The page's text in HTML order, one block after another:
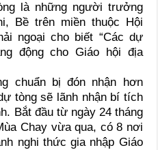
là những người trưởng
Bề trên miền thuộc Hội
ngoại cho biết “Các dự
động cho Giáo hội địa
chuẩn bị đón nhận hơn
tòng sẽ lãnh nhận bí tích
Bắt đầu từ ngày 24 tháng
Chay vừa qua, có 8 nơi
nghi thức gia nhập Giáo